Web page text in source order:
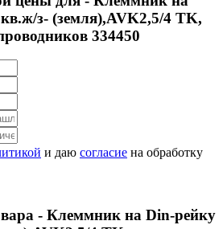
з- (земля),AVK2,5/4 TK,
334450
и даю согласие на обработку
- Клеммник на Din-рейку